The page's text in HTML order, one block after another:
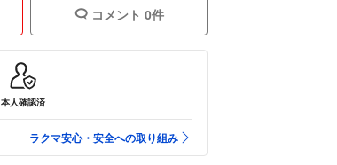
コメント 0件
本人確認済
ラクマ安心・安全への取り組み